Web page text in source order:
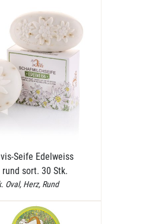
Seife Edelweiss
rund sort. 30 Stk.
Oval, Herz, Rund